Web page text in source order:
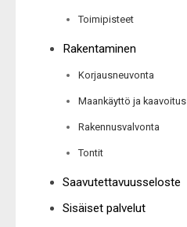
Toimipisteet
Rakentaminen
Korjausneuvonta
Maankäyttö ja kaavoitus
Rakennusvalvonta
Tontit
Saavutettavuusseloste
Sisäiset palvelut